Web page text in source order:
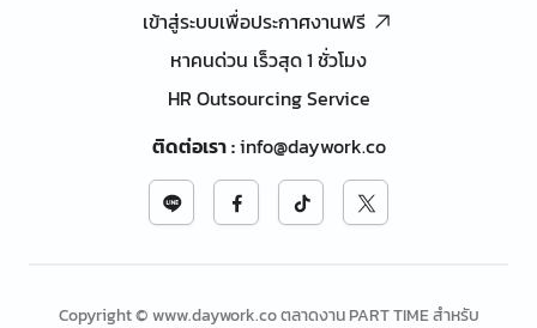
เข้าสู่ระบบเพื่อประกาศงานฟรี
หาคนด่วน เร็วสุด 1 ชั่วโมง
HR Outsourcing Service
ติดต่อเรา:info@daywork.co
Copyright © www.daywork.co ตลาดงาน PART TIME สำหรับ